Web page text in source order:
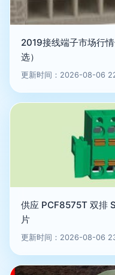
2019接线端子市场行
选）
更新时间：2026-08-06
供应 PCF8575T 双排
片
更新时间：2026-08-06